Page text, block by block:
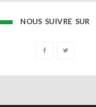
NOUS SUIVRE SUR